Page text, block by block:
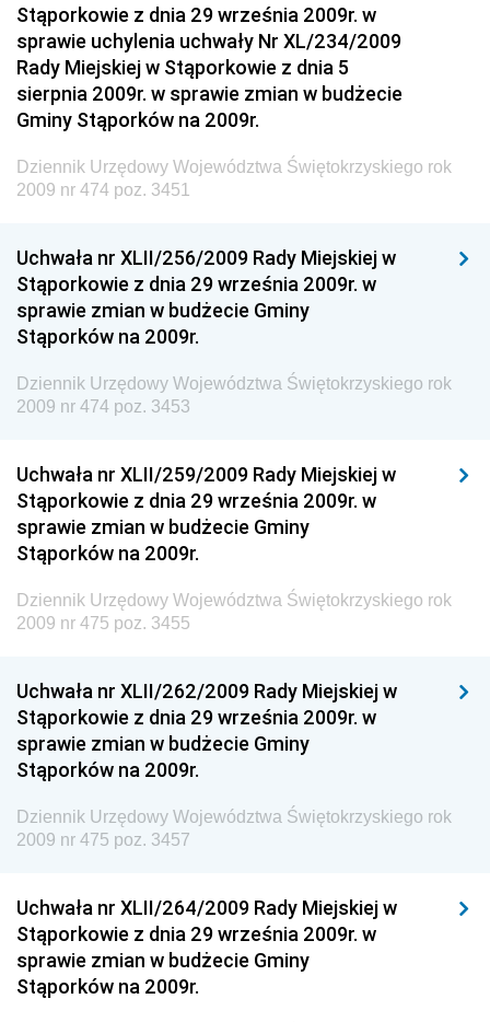
Dziennik Urzędowy Ministerstwa Administracji,
Gospodarki Terenowej i Ochrony Środowiska
Dziennik Urzędowy Ministerstwa Administracji i
Gospodarki Przestrzennej
Dziennik Urzędowy Unii Europejskiej, L
Dziennik Urzędowy Ministerstwa Komunikacji
Chemicznego i Lekkiego
Dziennik Urzędowy Ministerstwa Rolnictwa i
Gospodarki Żywnościowej
Społecznej
Dziennik Urzędowy Ministra Cyfryzacji
Dziennik Urzędowy Ministra Infrastruktury i
Budownictwa
Dziennik Urzędowy Ministra Gospodarki Morskiej i
Dziennik Urzędowy Ministra Energii
Dziennik Urzędowy Ministra Sprawiedliwości
Dziennik Urzędowy Ministra Rozwoju i Finansów
Dziennik Urzędowy Wyższego Urzędu Górniczego
Dziennik Urzędowy Prezesa Urzędu Transportu
Kolejowego
Technologii
Dziennik Urzędowy Ministra Inwestycji i Rozwoju
Dziennik Urzędowy Naczelnego Dyrektora Archiwów
Państwowych
Stąporkowie z dnia 29 września 2009r. w
sprawie uchylenia uchwały Nr XL/234/2009
Rady Miejskiej w Stąporkowie z dnia 5
sierpnia 2009r. w sprawie zmian w budżecie
Gminy Stąporków na 2009r.
Dziennik Urzędowy Województwa Świętokrzyskiego rok
2009 nr 474 poz. 3451
Uchwała nr XLII/256/2009 Rady Miejskiej w
Stąporkowie z dnia 29 września 2009r. w
sprawie zmian w budżecie Gminy
Stąporków na 2009r.
Dziennik Urzędowy Województwa Świętokrzyskiego rok
2009 nr 474 poz. 3453
Uchwała nr XLII/259/2009 Rady Miejskiej w
Stąporkowie z dnia 29 września 2009r. w
sprawie zmian w budżecie Gminy
Stąporków na 2009r.
Dziennik Urzędowy Województwa Świętokrzyskiego rok
2009 nr 475 poz. 3455
Uchwała nr XLII/262/2009 Rady Miejskiej w
Stąporkowie z dnia 29 września 2009r. w
sprawie zmian w budżecie Gminy
Stąporków na 2009r.
Dziennik Urzędowy Województwa Świętokrzyskiego rok
2009 nr 475 poz. 3457
Uchwała nr XLII/264/2009 Rady Miejskiej w
Stąporkowie z dnia 29 września 2009r. w
sprawie zmian w budżecie Gminy
Stąporków na 2009r.